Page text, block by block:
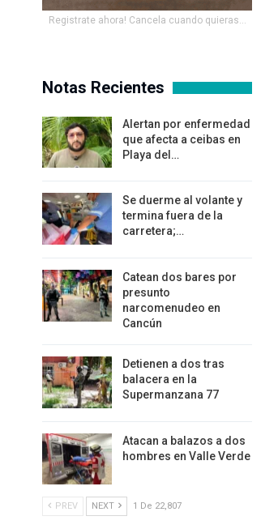
Registrate ahora! Cancela cuando quieras...
Notas Recientes
Alertan por enfermedad
que afecta a ceibas en
Playa del…
Se duerme al volante y
termina fuera de la
carretera;…
Catean dos bares por
presunto
narcomenudeo en
Cancún
Detienen a dos tras
balacera en la
Supermanzana 77
Atacan a balazos a dos
hombres en Valle Verde
PREV NEXT 1 De 22,807